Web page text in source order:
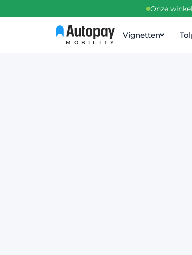
Onze
MOBILITY
Vignetten